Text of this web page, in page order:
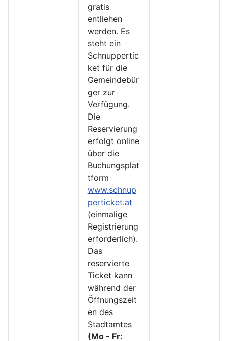
gratis
entliehen
werden. Es
steht ein
Schnuppertic
ket für die
Gemeindebür
ger zur
Verfügung.
Die
Reservierung
erfolgt online
über die
Buchungsplat
tform
www.schnup
perticket.at
(einmalige
Registrierung
erforderlich).
Das
reservierte
Ticket kann
während der
Öffnungszeit
en des
Stadtamtes
(Mo - Fr: